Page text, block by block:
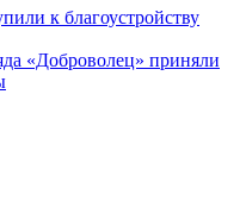
к благоустройству
«Доброволец» приняли